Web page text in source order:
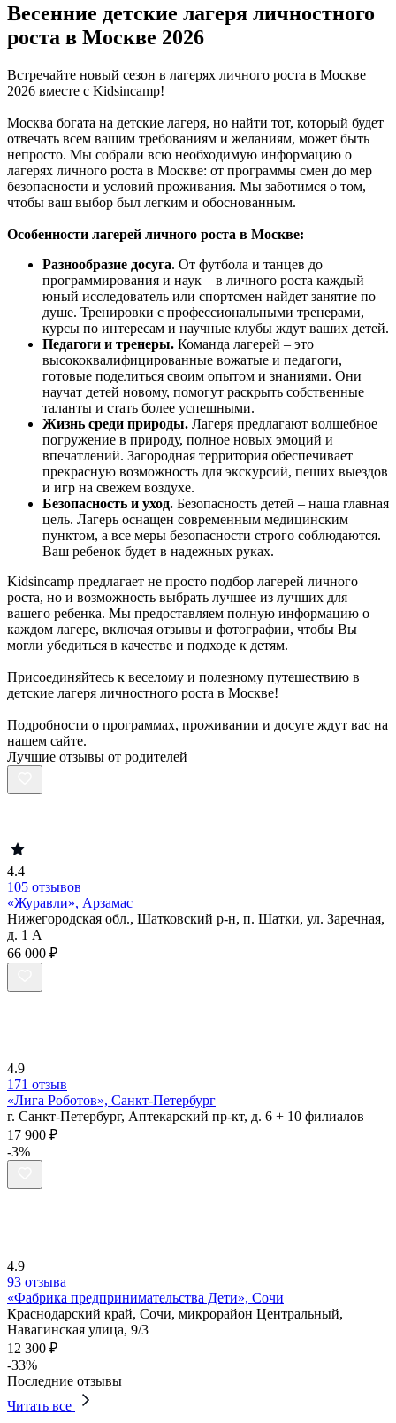
Весенние детские лагеря личностного
роста в Москве 2026
Встречайте новый сезон в лагерях личного роста в Москве
2026 вместе с Kidsincamp!
Москва богата на детские лагеря, но найти тот, который будет
отвечать всем вашим требованиям и желаниям, может быть
непросто. Мы собрали всю необходимую информацию о
лагерях личного роста в Москве: от программы смен до мер
безопасности и условий проживания. Мы заботимся о том,
чтобы ваш выбор был легким и обоснованным.
Особенности лагерей личного роста в Москве:
Разнообразие досуга. От футбола и танцев до
программирования и наук – в личного роста каждый
юный исследователь или спортсмен найдет занятие по
душе. Тренировки с профессиональными тренерами,
курсы по интересам и научные клубы ждут ваших детей.
Педагоги и тренеры. Команда лагерей – это
высококвалифицированные вожатые и педагоги,
готовые поделиться своим опытом и знаниями. Они
научат детей новому, помогут раскрыть собственные
таланты и стать более успешными.
Жизнь среди природы. Лагеря предлагают волшебное
погружение в природу, полное новых эмоций и
впечатлений. Загородная территория обеспечивает
прекрасную возможность для экскурсий, пеших выездов
и игр на свежем воздухе.
Безопасность и уход. Безопасность детей – наша главная
цель. Лагерь оснащен современным медицинским
пунктом, а все меры безопасности строго соблюдаются.
Ваш ребенок будет в надежных руках.
Kidsincamp предлагает не просто подбор лагерей личного
роста, но и возможность выбрать лучшее из лучших для
вашего ребенка. Мы предоставляем полную информацию о
каждом лагере, включая отзывы и фотографии, чтобы Вы
могли убедиться в качестве и подходе к детям.
Присоединяйтесь к веселому и полезному путешествию в
детские лагеря личностного роста в Москве!
Подробности о программах, проживании и досуге ждут вас на
нашем сайте.
Лучшие отзывы от родителей
4.4
105 отзывов
«Журавли», Арзамас
Нижегородская обл., Шатковский р-н, п. Шатки, ул. Заречная,
д. 1 А
66 000 ₽
4.9
171 отзыв
«Лига Роботов», Санкт-Петербург
г. Санкт-Петербург, Аптекарский пр-кт, д. 6 + 10 филиалов
17 900 ₽
-3%
4.9
93 отзыва
«Фабрика предпринимательства Дети», Сочи
Краснодарский край, Сочи, микрорайон Центральный,
Навагинская улица, 9/3
12 300 ₽
-33%
Последние отзывы
Читать все